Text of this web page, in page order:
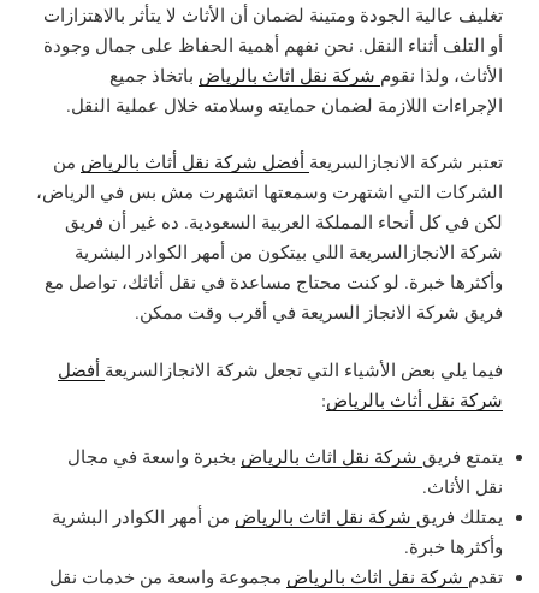
تغليف عالية الجودة ومتينة لضمان أن الأثاث لا يتأثر بالاهتزازات
أو التلف أثناء النقل. نحن نفهم أهمية الحفاظ على جمال وجودة
الأثاث، ولذا نقوم شركة نقل اثاث بالرياض باتخاذ جميع
الإجراءات اللازمة لضمان حمايته وسلامته خلال عملية النقل.
تعتبر شركة الانجازالسريعة أفضل شركة نقل أثاث بالرياض من
الشركات التي اشتهرت وسمعتها اتشهرت مش بس في الرياض،
لكن في كل أنحاء المملكة العربية السعودية. ده غير أن فريق
شركة الانجازالسريعة اللي بيتكون من أمهر الكوادر البشرية
وأكثرها خبرة. لو كنت محتاج مساعدة في نقل أثاثك، تواصل مع
فريق شركة الانجاز السريعة في أقرب وقت ممكن.
فيما يلي بعض الأشياء التي تجعل شركة الانجازالسريعة أفضل
شركة نقل أثاث بالرياض:
يتمتع فريق شركة نقل اثاث بالرياض بخبرة واسعة في مجال
نقل الأثاث.
يمتلك فريق شركة نقل اثاث بالرياض من أمهر الكوادر البشرية
وأكثرها خبرة.
تقدم شركة نقل اثاث بالرياض مجموعة واسعة من خدمات نقل